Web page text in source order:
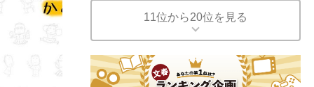
11位から20位を見る